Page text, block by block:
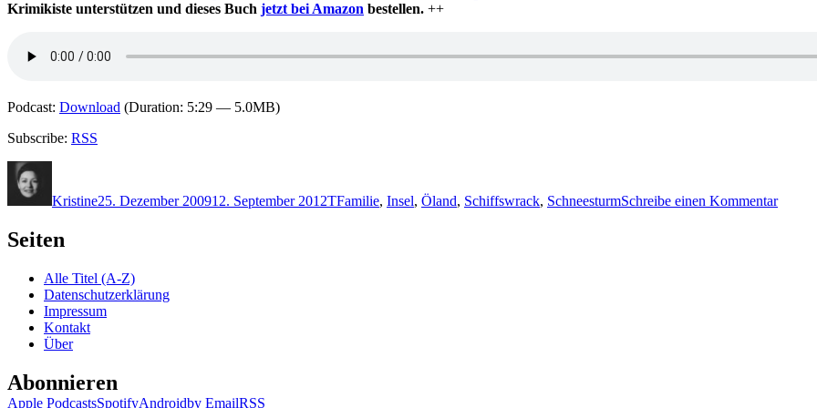
Krimikiste unterstützen und dieses Buch jetzt bei Amazon bestellen. ++
Podcast: Download (Duration: 5:29 — 5.0MB)
Subscribe: RSS
Kristine25. Dezember 200912. September 2012TFamilie, Insel, Öland, Schiffswrack, SchneesturmSchreibe einen Kommentar308:
Seiten
Alle Titel (A-Z)
Datenschutzerklärung
Impressum
Kontakt
Über
Abonnieren
Apple PodcastsSpotifyAndroidby EmailRSS